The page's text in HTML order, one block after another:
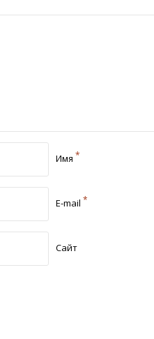
Имя *
E-mail *
Сайт